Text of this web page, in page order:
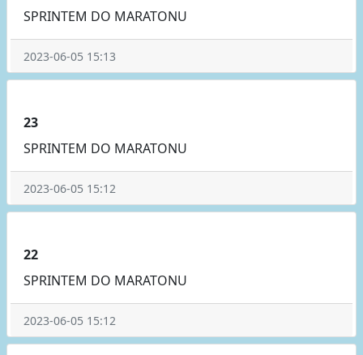
SPRINTEM DO MARATONU
2023-06-05 15:13
23
SPRINTEM DO MARATONU
2023-06-05 15:12
22
SPRINTEM DO MARATONU
2023-06-05 15:12